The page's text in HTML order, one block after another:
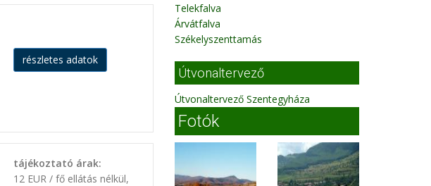
részletes adatok
tájékoztató árak:
12 EUR / fő ellátás nélkül,
Telekfalva
Árvátfalva
Székelyszenttamás
Útvonaltervező
Útvonaltervező Szentegyháza
Fotók